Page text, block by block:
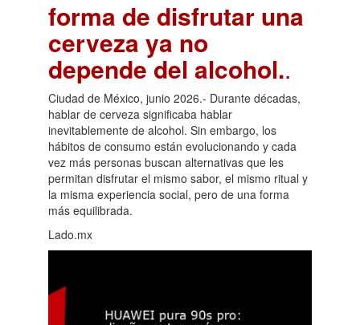
forma de disfrutar una
cerveza ya no
depende del alcohol..
Ciudad de México, junio 2026.- Durante décadas,
hablar de cerveza significaba hablar
inevitablemente de alcohol. Sin embargo, los
hábitos de consumo están evolucionando y cada
vez más personas buscan alternativas que les
permitan disfrutar el mismo sabor, el mismo ritual y
la misma experiencia social, pero de una forma
más equilibrada.
Lado.mx